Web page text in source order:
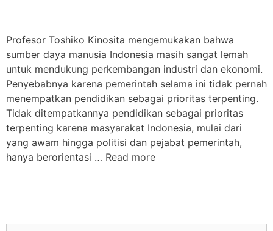
Profesor Toshiko Kinosita mengemukakan bahwa
sumber daya manusia Indonesia masih sangat lemah
untuk mendukung perkembangan industri dan ekonomi.
Penyebabnya karena pemerintah selama ini tidak pernah
menempatkan pendidikan sebagai prioritas terpenting.
Tidak ditempatkannya pendidikan sebagai prioritas
terpenting karena masyarakat Indonesia, mulai dari
yang awam hingga politisi dan pejabat pemerintah,
hanya berorientasi … Read more